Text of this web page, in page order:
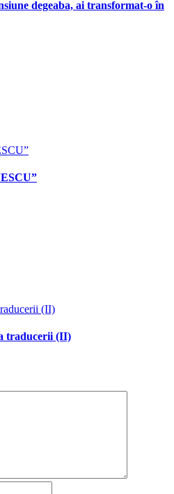
degeaba, ai transformat-o în
(II)
traducerii (II)